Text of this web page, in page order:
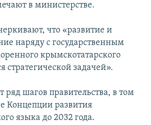
в министерстве.
что «развитие и
наряду с государственным
крымскотатарского
стратегической задачей».
ряд шагов правительства, в том
Концепции развития
языка до 2032 года.